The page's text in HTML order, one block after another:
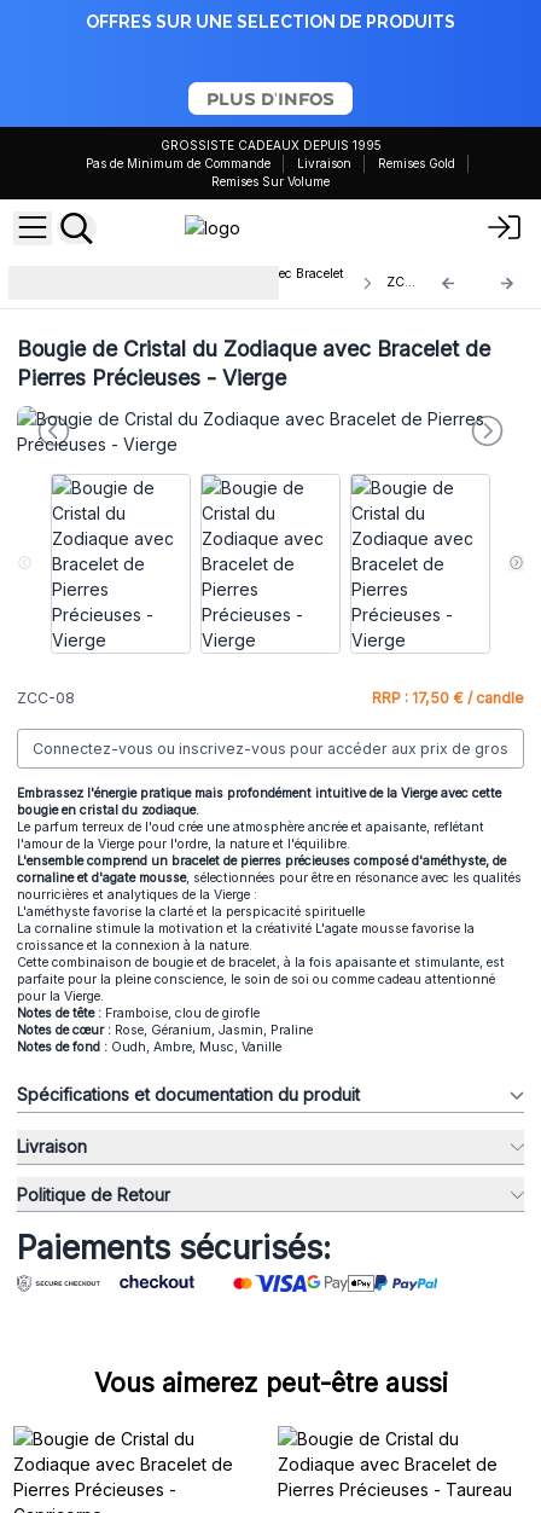
OFFRES SUR UNE SELECTION DE PRODUITS
PLUS D'INFOS
GROSSISTE CADEAUX DEPUIS 1995
Pas de Minimum de Commande
Livraison
Remises Gold
Remises Sur Volume
Bougies en Cristal du Zodiaque avec Bracelet
ZCC-08
Bougie de Cristal du Zodiaque avec Bracelet de
Pierres Précieuses - Vierge
ZCC-08 RRP : 17,50 € / candle
Connectez-vous ou inscrivez-vous pour accéder aux prix de gros
Embrassez l'énergie pratique mais profondément intuitive de la Vierge avec cette
bougie en cristal du zodiaque.
Le parfum terreux de l'oud crée une atmosphère ancrée et apaisante, reflétant
l'amour de la Vierge pour l'ordre, la nature et l'équilibre.
L'ensemble comprend un bracelet de pierres précieuses composé d'améthyste, de
cornaline et d'agate mousse, sélectionnées pour être en résonance avec les qualités
nourricières et analytiques de la Vierge :
L'améthyste favorise la clarté et la perspicacité spirituelle
La cornaline stimule la motivation et la créativité L'agate mousse favorise la
croissance et la connexion à la nature.
Cette combinaison de bougie et de bracelet, à la fois apaisante et stimulante, est
parfaite pour la pleine conscience, le soin de soi ou comme cadeau attentionné
pour la Vierge.
Notes de tête : Framboise, clou de girofle
Notes de cœur : Rose, Géranium, Jasmin, Praline
Notes de fond : Oudh, Ambre, Musc, Vanille
Spécifications et documentation du produit
Livraison
Politique de Retour
Paiements sécurisés:
Vous aimerez peut-être aussi